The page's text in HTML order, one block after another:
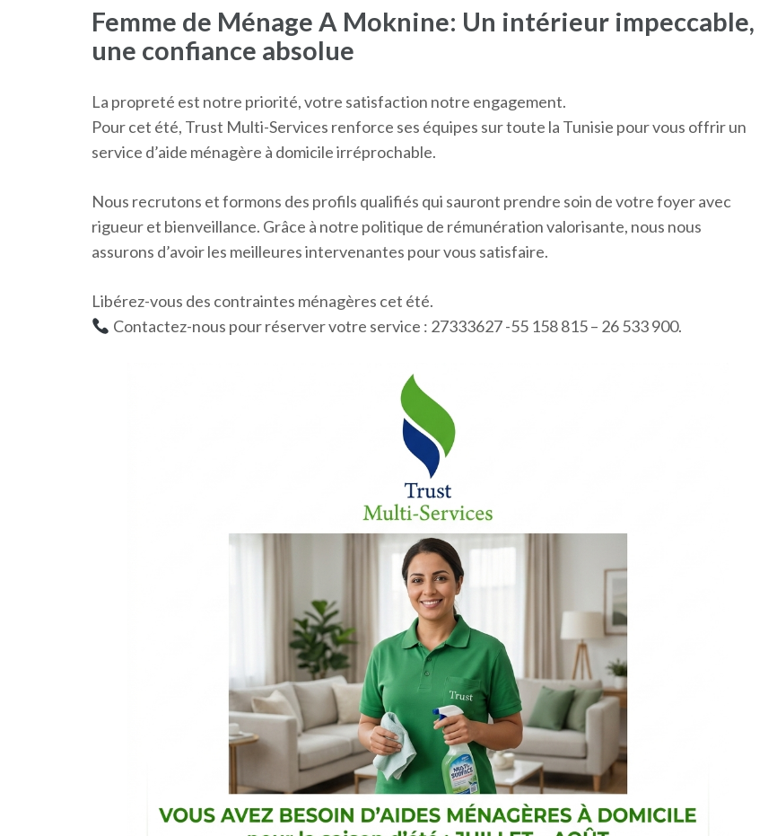
Femme de Ménage A Moknine: Un intérieur impeccable,
une confiance absolue
La propreté est notre priorité, votre satisfaction notre engagement.
Pour cet été, Trust Multi-Services renforce ses équipes sur toute la Tunisie pour vous offrir un
service d’aide ménagère à domicile irréprochable.
Nous recrutons et formons des profils qualifiés qui sauront prendre soin de votre foyer avec
rigueur et bienveillance. Grâce à notre politique de rémunération valorisante, nous nous
assurons d’avoir les meilleures intervenantes pour vous satisfaire.
Libérez-vous des contraintes ménagères cet été.
Contactez-nous pour réserver votre service : 27333627 -55 158 815 – 26 533 900.